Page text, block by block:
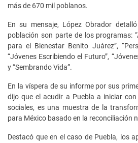
más de 670 mil poblanos.
En su mensaje, López Obrador
población son parte de los programas:
para el Bienestar Benito Juárez”,
“Jóvenes Escribiendo el Futuro”,
y “Sembrando Vida”.
En la víspera de su informe por sus
dijo que el acudir a Puebla a iniciar
sociales, es una muestra de la
para México basado en la reconciliación
Destacó que en el caso de Puebla, los